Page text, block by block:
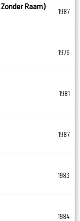
Raam)
1987
1976
1981
1987
1983
1984